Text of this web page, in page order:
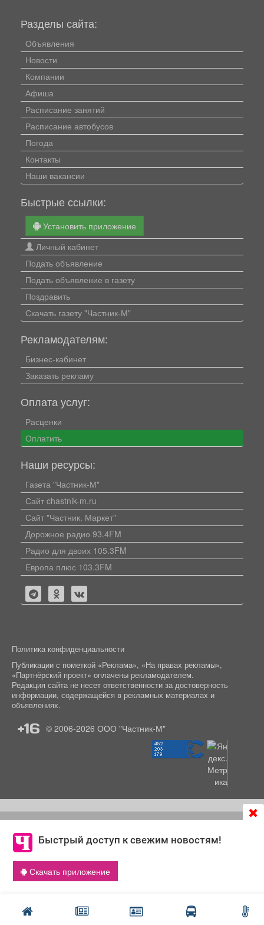
Быстрый доступ к свежим новостям!
Скачать приложение
согласие на обработку файлов cookie, которые
обеспечивают корректную работу сайта и сбора
информации для улучшения качества сервисов.
Что такое cookie
Разделы сайта:
Объявления
Новости
Компании
Афиша
Расписание занятий
Расписание автобусов
Погода
Контакты
Наши вакансии
Быстрые ссылки:
Установить приложение
Личный кабинет
Подать объявление
Подать объявление в газету
Поздравить
Скачать газету "Частник-М"
Рекламодателям:
Бизнес-кабинет
Заказать рекламу
Оплата услуг:
Расценки
Оплатить
Наши ресурсы:
Газета "Частник-М"
Сайт chastnik-m.ru
Сайт "Частник. Маркет"
Дорожное радио 93.4FM
Радио для двоих 105.3FM
Европа плюс 103.3FM
Политика конфиденциальности
Публикации с пометкой «Реклама», «На правах рекламы»,
«Партнёрский проект» оплачены рекламодателем.
Редакция сайта не несет ответственности за достоверность
информации, содержащейся в рекламных материалах и
объявлениях.
+16 © 2006-2026 ООО "Частник-М"